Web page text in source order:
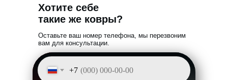
+7
Хотите себе
такие же ковры?
Оставьте ваш номер телефона, мы перезвоним
вам для консультации